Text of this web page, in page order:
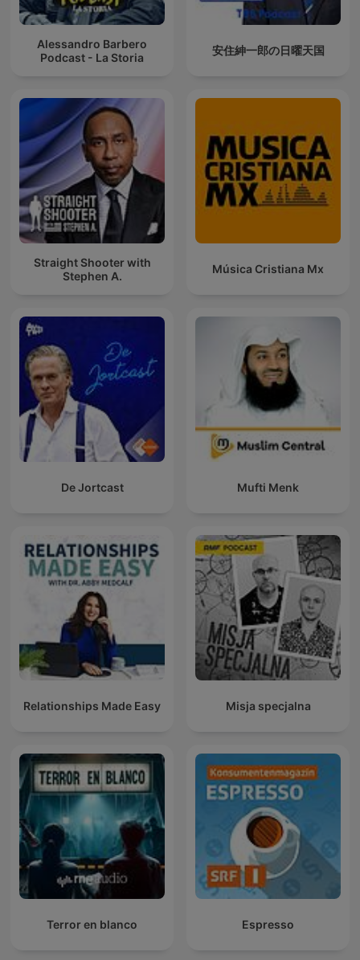
Alessandro Barbero
Podcast - La Storia
安住紳一郎の日曜天国
Straight Shooter with
Stephen A.
Música Cristiana Mx
De Jortcast Mufti Menk
Relationships Made Easy Misja specjalna
Terror en blanco Espresso